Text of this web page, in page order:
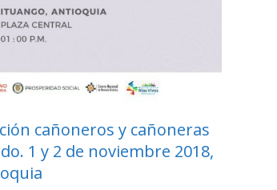
cañoneros y cañoneras
1 y 2 de noviembre 2018,